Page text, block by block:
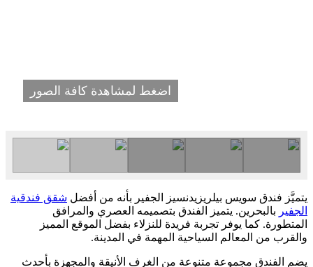
اضغط لمشاهدة كافة الصور
يتميَّز فندق سويس بيلريزيدنسيز الجفير بأنه من أفضل شقق فندقية
الجفير بالبحرين. يتميز الفندق بتصميمه العصري والمرافق
المتطورة. كما يوفر تجربة فريدة للنزلاء بفضل الموقع المميز
والقرب من المعالم السياحية المهمة في المدينة.
يضم الفندق مجموعة متنوعة من الغرف الأنيقة والمجهزة بأحدث